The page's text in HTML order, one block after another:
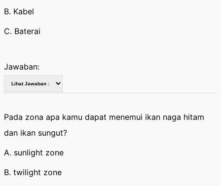
B. Kabel
C. Baterai
Jawaban:
Pada zona apa kamu dapat menemui ikan naga hitam
dan ikan sungut?
A. sunlight zone
B. twilight zone